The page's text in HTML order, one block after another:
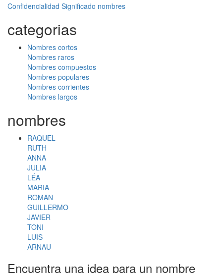
Confidencialidad Significado nombres
categorias
Nombres cortos
Nombres raros
Nombres compuestos
Nombres populares
Nombres corrientes
Nombres largos
nombres
RAQUEL
RUTH
ANNA
JULIA
LÉA
MARIA
ROMAN
GUILLERMO
JAVIER
TONI
LUIS
ARNAU
Encuentra una idea para un nombre